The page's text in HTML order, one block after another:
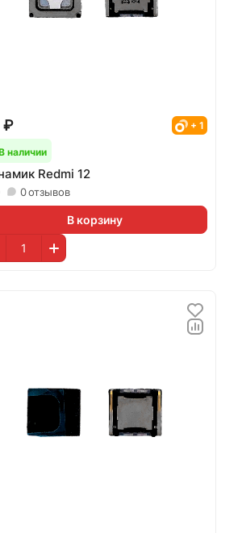
₽ + 1
наличии
Redmi 12
0отзывов
В корзину